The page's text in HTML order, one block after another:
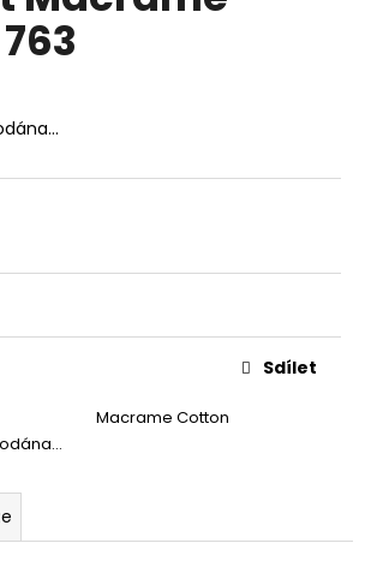
Macrame Cotton
Sdílet
HLEDAT